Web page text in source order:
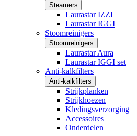
Steamers
Laurastar IZZI
Laurastar IGGI
Stoomreinigers
Stoomreinigers
Laurastar Aura
Laurastar IGGI set
Anti-kalkfilters
Anti-kalkfilters
Strijkplanken
Strijkhoezen
Kledingsverzorging
Accessoires
Onderdelen